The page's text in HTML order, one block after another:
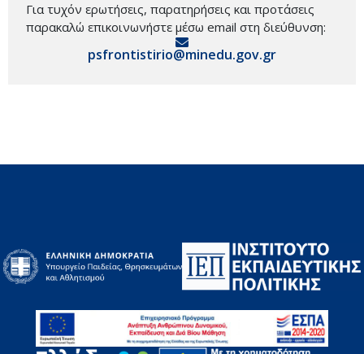
Για τυχόν ερωτήσεις, παρατηρήσεις και προτάσεις
παρακαλώ επικοινωνήστε μέσω email στη διεύθυνση:
psfrontistirio@minedu.gov.gr